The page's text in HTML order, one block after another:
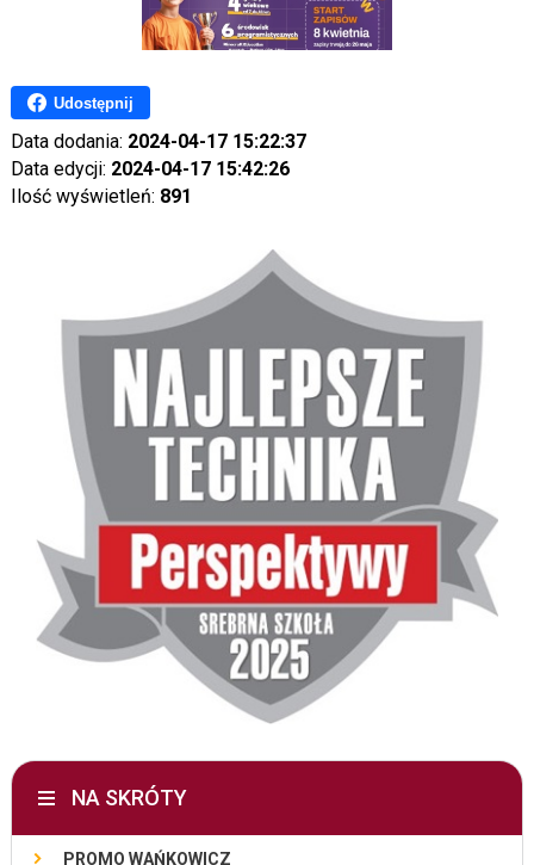
Udostępnij
Data dodania: 2024-04-17 15:22:37
Data edycji: 2024-04-17 15:42:26
Ilość wyświetleń: 891
NA SKRÓTY
PROMO WAŃKOWICZ